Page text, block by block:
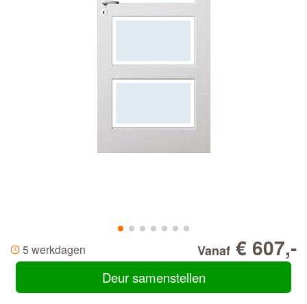
5 werkdagen Vanaf € 607,-
Deur samenstellen